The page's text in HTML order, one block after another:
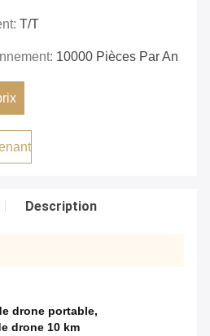
T/T
10000 Pièces Par An
Description
drone portable,
drone 10 km